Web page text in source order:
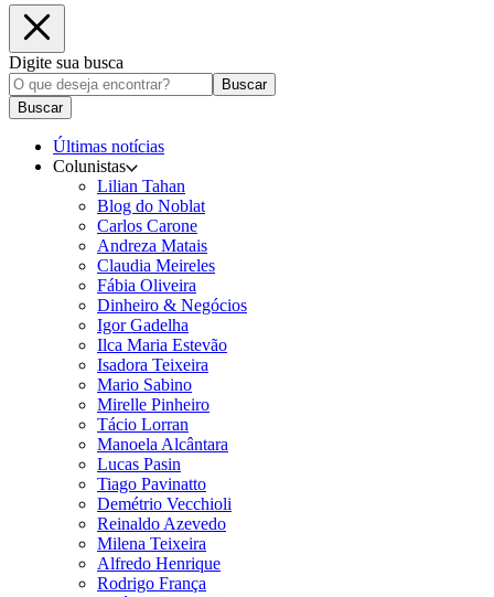
Digite sua busca
Buscar
Buscar
Últimas notícias
Colunistas
Lilian Tahan
Blog do Noblat
Carlos Carone
Andreza Matais
Claudia Meireles
Fábia Oliveira
Dinheiro & Negócios
Igor Gadelha
Ilca Maria Estevão
Isadora Teixeira
Mario Sabino
Mirelle Pinheiro
Tácio Lorran
Manoela Alcântara
Lucas Pasin
Tiago Pavinatto
Demétrio Vecchioli
Reinaldo Azevedo
Milena Teixeira
Alfredo Henrique
Rodrigo França